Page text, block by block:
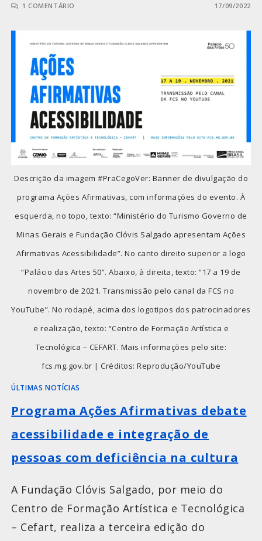
1 COMENTÁRIO 17/09/2022
Descrição da imagem #PraCegoVer: Banner de divulgação do
programa Ações Afirmativas, com informações do evento. À
esquerda, no topo, texto: “Ministério do Turismo Governo de
Minas Gerais e Fundação Clóvis Salgado apresentam Ações
Afirmativas Acessibilidade”. No canto direito superior a logo
“Palácio das Artes 50”. Abaixo, à direita, texto: “17 a 19 de
novembro de 2021. Transmissão pelo canal da FCS no
YouTube”. No rodapé, acima dos logotipos dos patrocinadores
e realização, texto: “Centro de Formação Artística e
Tecnológica – CEFART. Mais informações pelo site:
fcs.mg.gov.br | Créditos: Reprodução/YouTube
ÚLTIMAS NOTÍCIAS
Programa Ações Afirmativas debate
acessibilidade e integração de
pessoas com deficiência na cultura
A Fundação Clóvis Salgado, por meio do
Centro de Formação Artística e Tecnológica
– Cefart, realiza a terceira edição do